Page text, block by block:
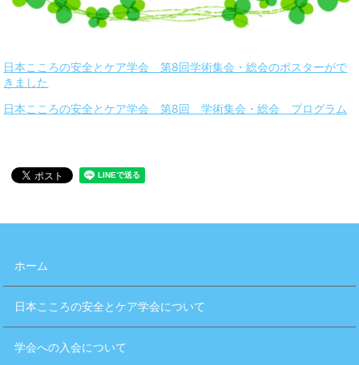
日本こころの安全とケア学会 第8回学術集会・総会のポスターがで
きました
日本こころの安全とケア学会 第8回 学術集会・総会 プログラム
ホーム
日本こころの安全とケア学会について
学会への入会について